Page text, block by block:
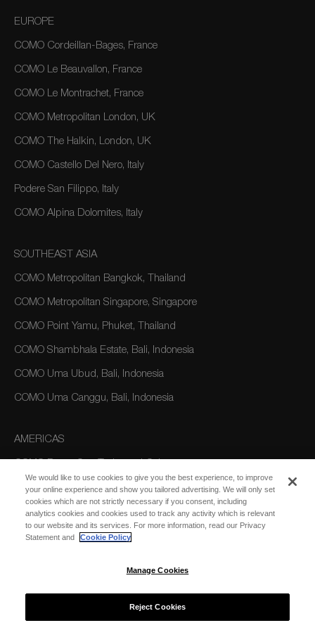
EUROPE
COMO Cordeillan-Bages, France
COMO Le Beauvallon, France
COMO Le Montrachet, France
COMO Metropolitan London, UK
COMO The Halkin, London, UK
COMO Castello Del Nero, Italy
Podere San Filippo, Italy
COMO Alpina Dolomites, Italy
SOUTHEAST ASIA
COMO Metropolitan Bangkok, Thailand
COMO Metropolitan Singapore, Singapore
COMO Point Yamu, Phuket, Thailand
COMO Shambhala Estate, Bali, Indonesia
COMO Uma Ubud, Bali, Indonesia
COMO Uma Canggu, Bali, Indonesia
AMERICAS
AUSTRALIA/OCEANIA
COMO The Treasury, Perth
We would like to use cookies to give you the best experience, to improve
your online experience and show you tailored advertising. We will only set
cookies which are not strictly necessary if you consent, including
analytics cookies and cookies used to track any activity which is relevant
to our website and its services. For more information, read our Privacy
Statement and
Cookie Policy
Manage Cookies
Reject Cookies